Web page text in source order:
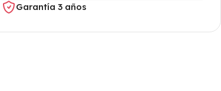
Garantía 3 años